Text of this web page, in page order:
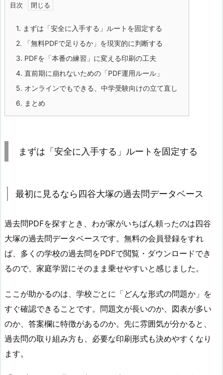
目次
1. まずは「安全に入手する」ルートを固定する
2. 「無料PDFで足りるか」を現実的に判断する
3. PDFを「本番の練習」に変える印刷の工夫
4. 直前期に崩れないための「PDF運用ルール」
5. オンラインでもできる、中学受験向けの立て直し
6. まとめ
まずは「安全に入手する」ルートを固定する
最初に見るなら四谷大塚の過去問データベース
過去問PDFを探すとき、わが家がいちばん頼ったのは四谷
大塚の過去問データベースです。無料の会員登録をすれ
ば、多くの学校の過去問をPDFで閲覧・ダウンロードでき
るので、家庭学習にそのまま乗せやすいと感じました。
ここが助かるのは、学校ごとに「どんな形式の問題か」を
すぐ確認できることです。問題文が長いのか、図表が多い
のか、答案欄に特徴があるのか。先に雰囲気が分かると、
過去問の取り組み方も、必要な印刷形式も決めやすくなり
ます。